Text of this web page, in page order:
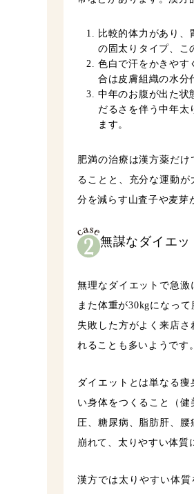
比較的体力があり、
の固太りタイプ、こ
色白で汗をかきやす
合は皮膚組織の水分
中年のお腹が出た状
だるさを伴う中年太
ます。
肥満の治療は漢方薬だ
ることと、充分な運動
分を減らす山査子や麦芽
無謀なダイエッ
無理なダイエットで急激
また体重が30kgになっ
失敗した方がよく来店
れることも多いようです。
ダイエットとは単なる
い身体をつくること（
圧、糖尿病、脂肪肝、
崩れて、太りやすい体質
漢方では太りやすい体